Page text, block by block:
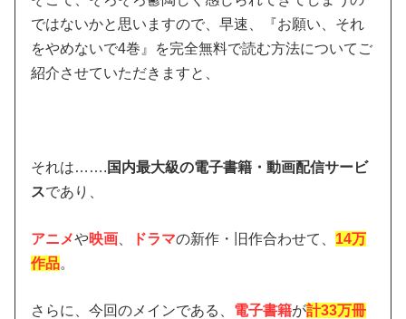
ではないかと思いますので、早速、『お願い、それ
をやめないで4巻』を完全無料で読む方法についてご
紹介させていただきますと、
それは……. 国内最大級の電子書籍・動画配信サービ
スであり、
アニメや映画 ドラマの新作・旧作合わせて、 14万
作品。
さらに、今回のメインである、 電子書籍が計33万冊